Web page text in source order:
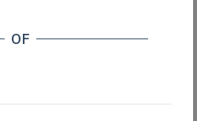
te laten leren. ‘Alle
het project ‘Scholen voor